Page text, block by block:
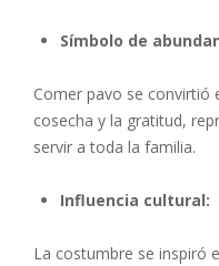
Símbolo de
Comer pavo se convirtió
cosecha y la gratitud,
servir a toda la familia.
Influencia cultural:
La costumbre se inspiró